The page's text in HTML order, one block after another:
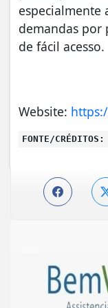
especialmente
demandas por
de fácil acesso.
Website:
FONTE/CRÉDITOS: